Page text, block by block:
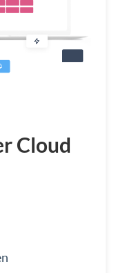
Cloud